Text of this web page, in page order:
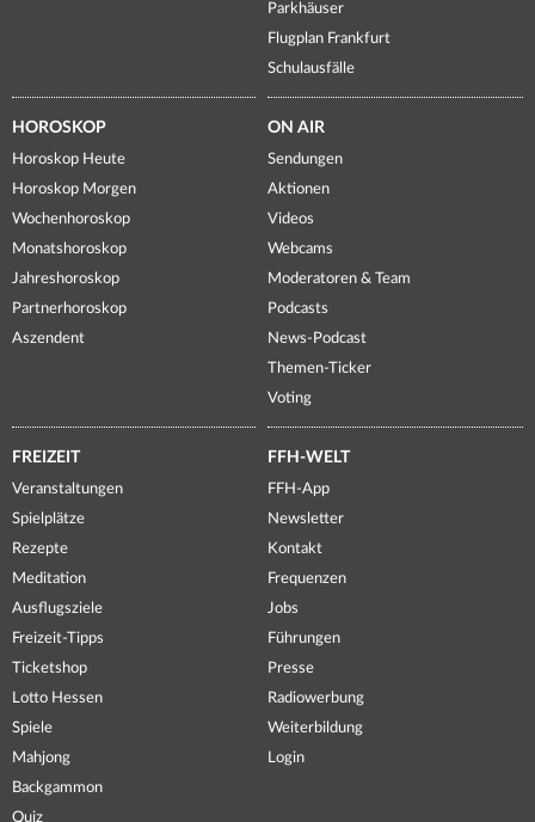
Parkhäuser
Flugplan Frankfurt
Schulausfälle
HOROSKOP
Horoskop Heute
Horoskop Morgen
Wochenhoroskop
Monatshoroskop
Jahreshoroskop
Partnerhoroskop
Aszendent
ON AIR
Sendungen
Aktionen
Videos
Webcams
Moderatoren & Team
Podcasts
News-Podcast
Themen-Ticker
Voting
FREIZEIT
Veranstaltungen
Spielplätze
Rezepte
Meditation
Ausflugsziele
Freizeit-Tipps
Ticketshop
Lotto Hessen
Spiele
Mahjong
Backgammon
Quiz
FFH-WELT
FFH-App
Newsletter
Kontakt
Frequenzen
Jobs
Führungen
Presse
Radiowerbung
Weiterbildung
Login